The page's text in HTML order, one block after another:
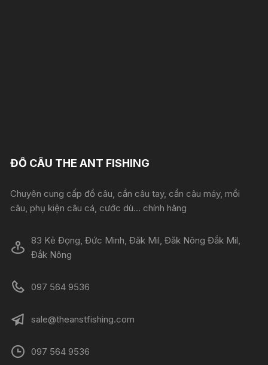
ĐỒ CÂU THE ANT FISHING
Chuyên cung cấp đồ câu, cần câu tay, cần câu máy, mồi
câu, phụ kiện câu cá, cước dù... chính hãng
83 Kẻ Đọng, Đức Minh, Đăk Mil, Đăk Nông Đắk Mil,
Đắk Nông
097 564 9536
sale@theanstfishing.com
097 564 9536